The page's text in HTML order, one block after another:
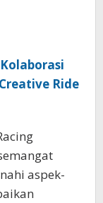
Ride
aspek-